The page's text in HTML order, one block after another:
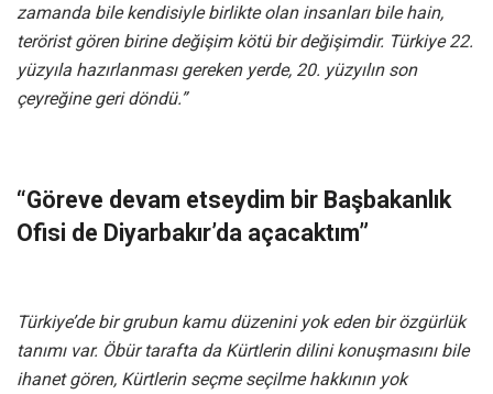
zamanda bile kendisiyle birlikte olan insanları bile hain,
terörist gören birine değişim kötü bir değişimdir. Türkiye 22.
yüzyıla hazırlanması gereken yerde, 20. yüzyılın son
çeyreğine geri döndü.”
“Göreve devam etseydim bir Başbakanlık
Ofisi de Diyarbakır’da açacaktım”
Türkiye’de bir grubun kamu düzenini yok eden bir özgürlük
tanımı var. Öbür tarafta da Kürtlerin dilini konuşmasını bile
ihanet gören, Kürtlerin seçme seçilme hakkının yok